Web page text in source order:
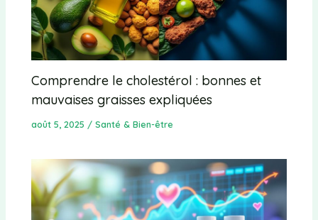
Comprendre le cholestérol : bonnes et
mauvaises graisses expliquées
août 5, 2025 /Santé & Bien-être